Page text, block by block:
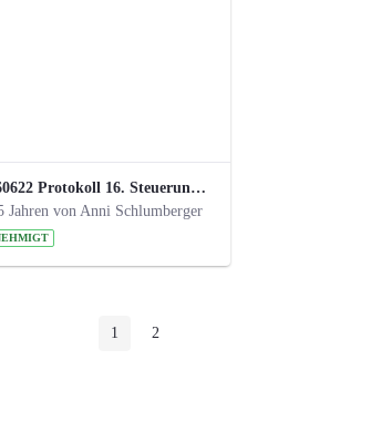
20160622 Protokoll 16. Steuerungskreis.pdf
Jahren von Anni Schlumberger
Seite
1 Seite
2